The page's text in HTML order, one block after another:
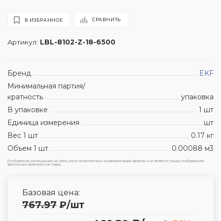
Артикул: LBL-8102-Z-18-6500
В ИЗБРАННОЕ СРАВНИТЬ
Бренд
EKF
Минимальная партия/
кратность
упаковка
В упаковке
1 шт
Единица измерения
шт
Вес 1 шт
0.17 кг
Объем 1 шт
0.00088 м3
Изображения, размещенные на сайте, носят исключительно ознакомительный характер и не являются точным отображением
фактических характеристик товара.
Базовая цена:
767.97 ₽/шт